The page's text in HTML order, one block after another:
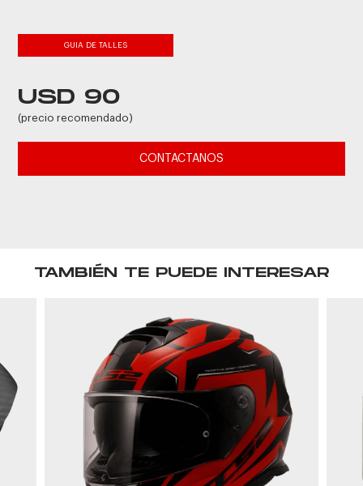
GUIA DE TALLES
USD 90
(precio recomendado)
CONTACTANOS
TAMBIÉN TE PUEDE INTERESAR